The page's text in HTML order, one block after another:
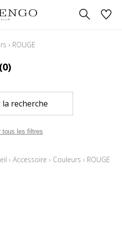
› ROUGE
(0)
recherche
tous les filtres
› Accessoire › Couleurs › ROUGE